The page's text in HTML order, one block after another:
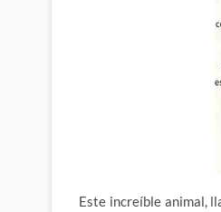
Este increíble animal,